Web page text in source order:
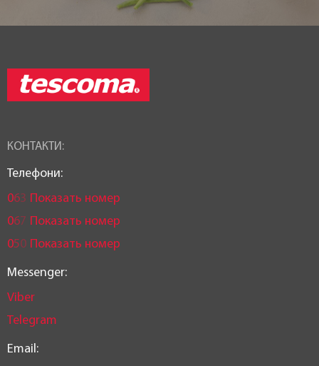
КОНТАКТИ:
Телефони:
063 Показать номер
067 Показать номер
050 Показать номер
Messenger:
Viber
Telegram
Email: